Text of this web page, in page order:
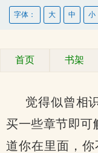
字体： 大 中 小
首页 书架
觉得似曾相
买一些章节即可
道你在里面，